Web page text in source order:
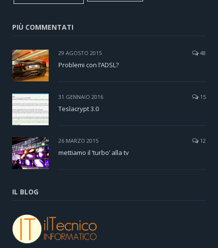
PIÙ COMMENTATI
29 AGOSTO 2015 48
Problemi con l’ADSL?
31 GENNAIO 2016 15
Teslacrypt 3.0
26 MARZO 2015 12
mettiamo il ‘turbo’ alla tv
IL BLOG